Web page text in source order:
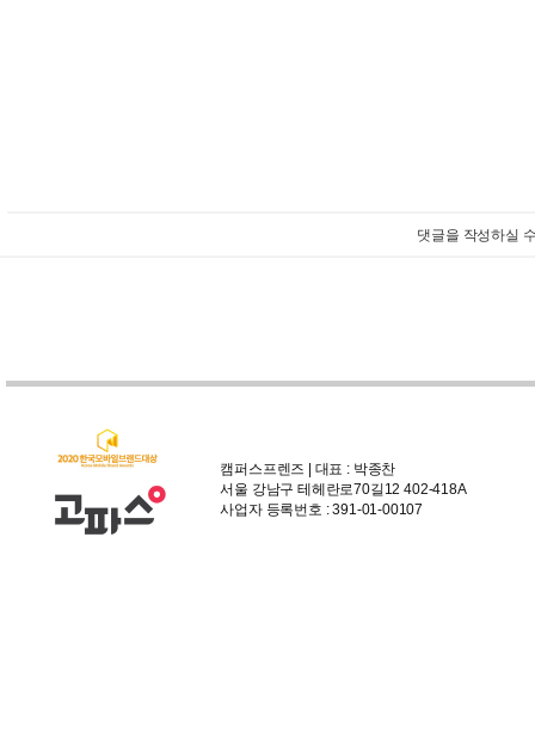
댓글을 작성하실
캠퍼스프렌즈 | 대표 : 박종찬
서울 강남구 테헤란로70길12 402-418A
사업자 등록번호 : 391-01-00107